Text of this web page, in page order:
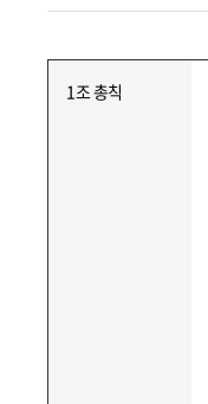
1조 총칙